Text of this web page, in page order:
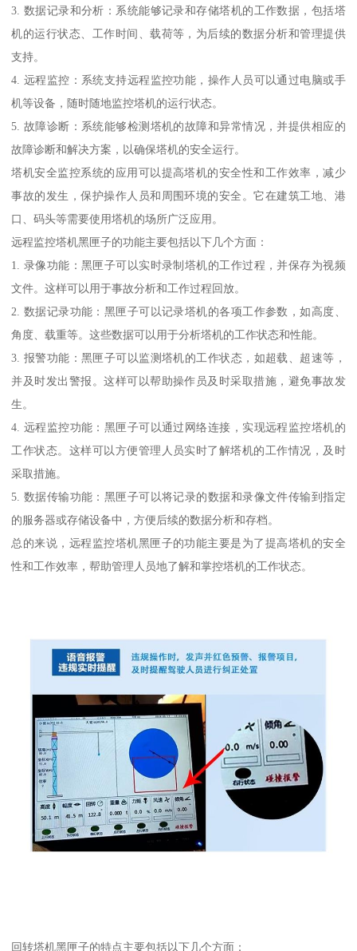
3. 数据记录和分析：系统能够记录和存储塔机的工作数据，包括塔
机的运行状态、工作时间、载荷等，为后续的数据分析和管理提供
支持。
4. 远程监控：系统支持远程监控功能，操作人员可以通过电脑或手
机等设备，随时随地监控塔机的运行状态。
5. 故障诊断：系统能够检测塔机的故障和异常情况，并提供相应的
故障诊断和解决方案，以确保塔机的安全运行。
塔机安全监控系统的应用可以提高塔机的安全性和工作效率，减少
事故的发生，保护操作人员和周围环境的安全。它在建筑工地、港
口、码头等需要使用塔机的场所广泛应用。
远程监控塔机黑匣子的功能主要包括以下几个方面：
1. 录像功能：黑匣子可以实时录制塔机的工作过程，并保存为视频
文件。这样可以用于事故分析和工作过程回放。
2. 数据记录功能：黑匣子可以记录塔机的各项工作参数，如高度、
角度、载重等。这些数据可以用于分析塔机的工作状态和性能。
3. 报警功能：黑匣子可以监测塔机的工作状态，如超载、超速等，
并及时发出警报。这样可以帮助操作员及时采取措施，避免事故发
生。
4. 远程监控功能：黑匣子可以通过网络连接，实现远程监控塔机的
工作状态。这样可以方便管理人员实时了解塔机的工作情况，及时
采取措施。
5. 数据传输功能：黑匣子可以将记录的数据和录像文件传输到指定
的服务器或存储设备中，方便后续的数据分析和存档。
总的来说，远程监控塔机黑匣子的功能主要是为了提高塔机的安全
性和工作效率，帮助管理人员地了解和掌控塔机的工作状态。
回转塔机黑匣子的特点主要包括以下几个方面：